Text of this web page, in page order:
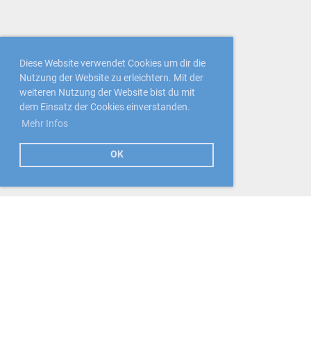
Diese Website verwendet Cookies um dir die
Nutzung der Website zu erleichtern. Mit der
weiteren Nutzung der Website bist du mit
dem Einsatz der Cookies einverstanden.
Mehr Infos
OK